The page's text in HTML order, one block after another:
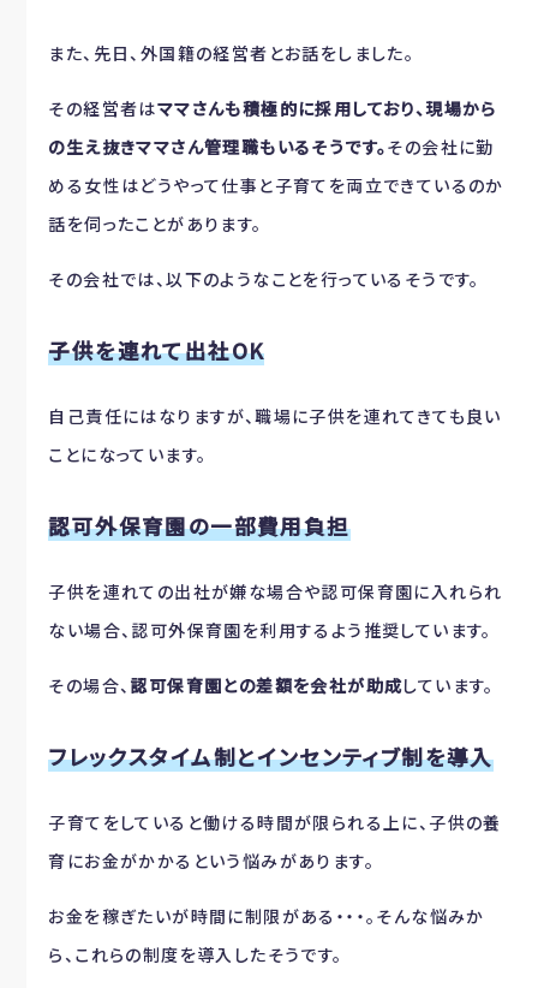
また、先日、外国籍の経営者とお話をしました。
その経営者はママさんも積極的に採用しており、現場から
の生え抜きママさん管理職もいるそうです。その会社に勤
める女性はどうやって仕事と子育てを両立できているのか
話を伺ったことがあります。
その会社では、以下のようなことを行っているそうです。
子供を連れて出社OK
自己責任にはなりますが、職場に子供を連れてきても良い
ことになっています。
認可外保育園の一部費用負担
子供を連れての出社が嫌な場合や認可保育園に入れられ
ない場合、認可外保育園を利用するよう推奨しています。
その場合、 認可保育園との差額を会社が助成しています。
フレックスタイム制とインセンティブ制を導入
子育てをしていると働ける時間が限られる上に、子供の養
育にお金がかかるという悩みがあります。
お金を稼ぎたいが時間に制限がある・・・。そんな悩みか
ら、これらの制度を導入したそうです。